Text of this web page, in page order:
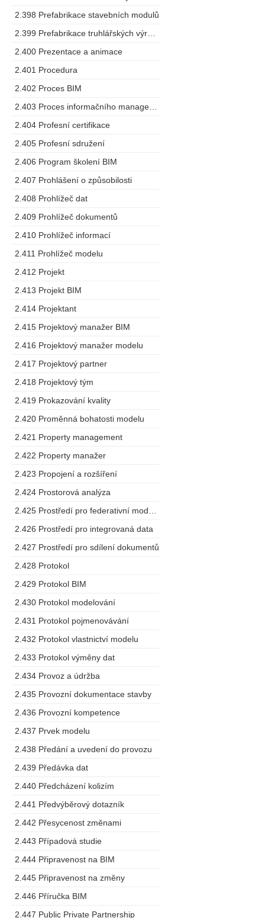
2.398 Prefabrikace stavebních modulů
2.400 Prezentace a animace
2.401 Procedura
2.402 Proces BIM
2.404 Profesní certifikace
2.405 Profesní sdružení
2.406 Program školení BIM
2.407 Prohlášení o způsobilosti
2.408 Prohlížeč dat
2.409 Prohlížeč dokumentů
2.410 Prohlížeč informací
2.411 Prohlížeč modelu
2.412 Projekt
2.413 Projekt BIM
2.414 Projektant
2.415 Projektový manažer BIM
2.416 Projektový manažer modelu
2.417 Projektový partner
2.418 Projektový tým
2.419 Prokazování kvality
2.420 Proměnná bohatosti modelu
2.421 Property management
2.422 Property manažer
2.423 Propojení a rozšíření
2.424 Prostorová analýza
2.426 Prostředí pro integrovaná data
2.427 Prostředí pro sdílení dokumentů
2.428 Protokol
2.429 Protokol BIM
2.430 Protokol modelování
2.431 Protokol pojmenovávání
2.432 Protokol vlastnictví modelu
2.433 Protokol výměny dat
2.434 Provoz a údržba
2.435 Provozní dokumentace stavby
2.436 Provozní kompetence
2.437 Prvek modelu
2.438 Předání a uvedení do provozu
2.439 Předávka dat
2.440 Předcházení kolizím
2.441 Předvýběrový dotazník
2.442 Přesycenost změnami
2.443 Případová studie
2.444 Připravenost na BIM
2.445 Připravenost na změny
2.446 Příručka BIM
2.447 Public Private Partnership